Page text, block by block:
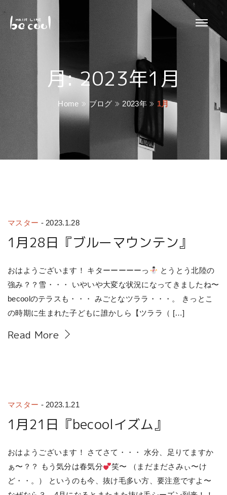
月:2023年1月
Home ブログ 2023年 1月
マスター - 2023.1.28
1月28日『ブルーマウンテン』
おはようございます！ キターーーーーっ
とうとう北陸の
強み？？雪・・・ いやいや大変な状況になってきましたね〜
becoolのテラスも・・・ みごとなツララ・・・。 きっとこ
の時期に生まれた子どもに誰かしら【ツララ（ […]
Read More
マスター - 2023.1.21
1月21日『becoolイズム』
おはようございます！ さてさて・・・ 水分、足りてますか
ぁ〜？？ もう気分は春気分
笑〜 （まだまださみぃ〜け
ど・・。） というのも今、抜け毛多い方、要注意ですよ〜